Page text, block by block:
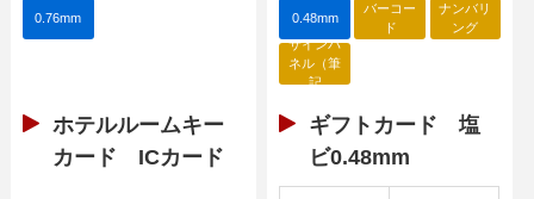
0.76mm
ホテルルームキー
カード ICカード
0.48mm
バーコー
ド
ナンバリ
ング
サインパ
ネル（筆
記
ギフトカード 塩
ビ0.48mm